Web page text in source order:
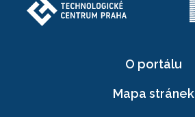
O portálu
Mapa stránek